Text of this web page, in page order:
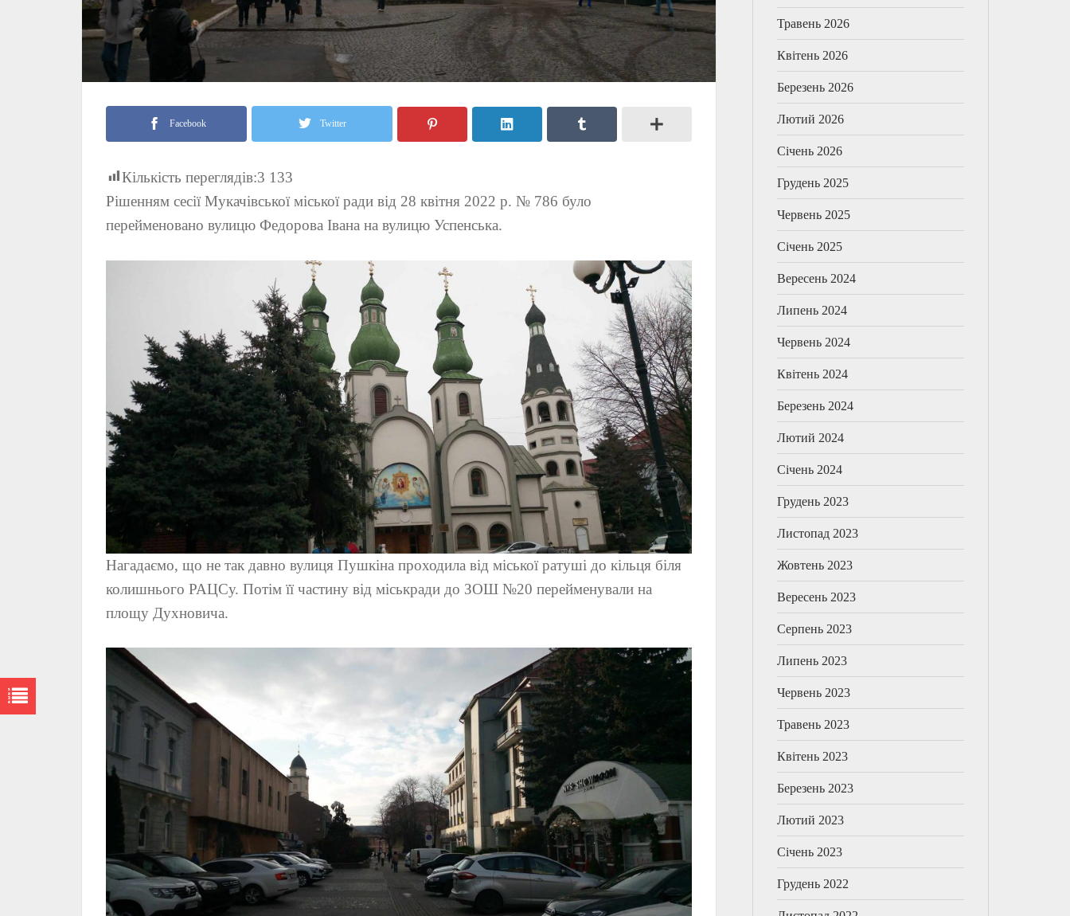
Facebook Twitter
Кількість переглядів:3 133
Рішенням сесії Мукачівської міської ради від 28 квітня 2022 р. № 786 було
перейменовано вулицю Федорова Івана на вулицю Успенська.
Нагадаємо, що не так давно вулиця Пушкіна проходила від міської ратуші до кільця біля
колишнього РАЦСу. Потім її частину від міськради до ЗОШ №20 перейменували на
площу Духновича.
Травень 2026
Квітень 2026
Березень 2026
Лютий 2026
Січень 2026
Грудень 2025
Червень 2025
Січень 2025
Вересень 2024
Липень 2024
Червень 2024
Квітень 2024
Березень 2024
Лютий 2024
Січень 2024
Грудень 2023
Листопад 2023
Жовтень 2023
Вересень 2023
Серпень 2023
Липень 2023
Червень 2023
Травень 2023
Квітень 2023
Березень 2023
Лютий 2023
Січень 2023
Грудень 2022